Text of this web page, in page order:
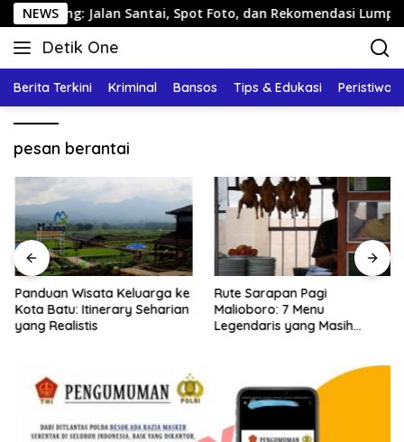
Langsung
ke
konten
NEWS
Jalan Santai, Spot Foto, dan Rekomendasi Lumpia
Detik One
Tajam
Fakta
Berita Terkini Kriminal Bansos Tips & Edukasi Peristiwa
pesan berantai
Panduan Wisata Keluarga ke
Kota Batu: Itinerary Seharian
yang Realistis
Rute Sarapan Pagi
Malioboro: 7 Menu
Legendaris yang Masih